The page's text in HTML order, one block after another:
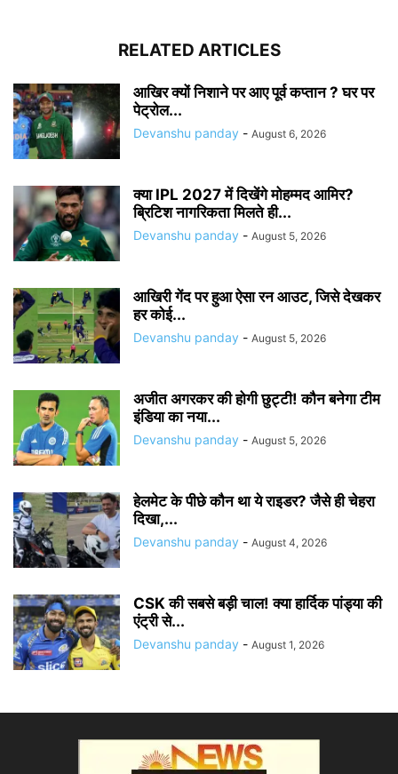
RELATED ARTICLES
आखिर क्यों निशाने पर आए पूर्व कप्तान ? घर पर
पेट्रोल...
Devanshu panday - August 6, 2026
क्या IPL 2027 में दिखेंगे मोहम्मद आमिर?
ब्रिटिश नागरिकता मिलते ही...
Devanshu panday - August 5, 2026
आखिरी गेंद पर हुआ ऐसा रन आउट, जिसे देखकर
हर कोई...
Devanshu panday - August 5, 2026
अजीत अगरकर की होगी छुट्टी! कौन बनेगा टीम
इंडिया का नया...
Devanshu panday - August 5, 2026
हेलमेट के पीछे कौन था ये राइडर? जैसे ही चेहरा
दिखा,...
Devanshu panday - August 4, 2026
CSK की सबसे बड़ी चाल! क्या हार्दिक पांड्या की
एंट्री से...
Devanshu panday - August 1, 2026